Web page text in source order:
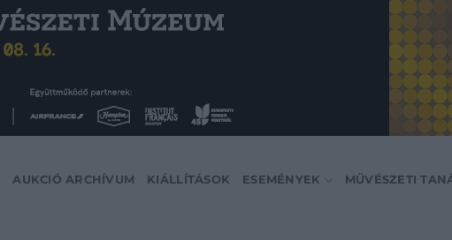
AUKCIÓ ARCHÍVUM KIÁLLÍTÁSOK ESEMÉNYEK MŰVÉSZETI